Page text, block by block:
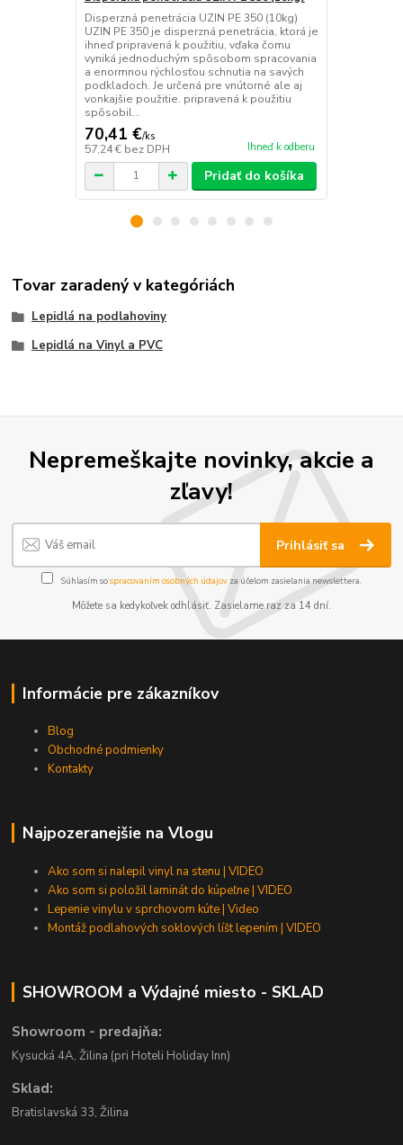
Disperzná penetrácia UZIN PE 350 (10kg)
UZIN PE 350 je disperzná penetrácia, ktorá je
ihneď pripravená k použitiu, vďaka čomu
vyniká jednoduchým spôsobom spracovania
a enormnou rýchlosťou schnutia na savých
podkladoch. Je určená pre vnútorné ale aj
vonkajšie použitie. pripravená k použitiu
spôsobil...
70,41 €/ks
57,24 € bez DPH Ihneď k odberu
Pridať do košíka
Tovar zaradený v kategóriách
Lepidlá na podlahoviny
Lepidlá na Vinyl a PVC
Nepremeškajte novinky, akcie a
zľavy!
Prihlásiť sa
Súhlasím sospracovaním osobných údajov za účelom zasielania newslettera.
Môžete sa kedykoľvek odhlásiť. Zasielame raz za 14 dní.
Informácie pre zákazníkov
Blog
Obchodné podmienky
Kontakty
Najpozeranejšie na Vlogu
Ako som si nalepil vinyl na stenu | VIDEO
Ako som si položil laminát do kúpeľne | VIDEO
Lepenie vinylu v sprchovom kúte | Video
Montáž podlahových soklových líšt lepením | VIDEO
SHOWROOM a Výdajné miesto - SKLAD
Showroom - predajňa:
Kysucká 4A, Žilina (pri Hoteli Holiday Inn)
Sklad:
Bratislavská 33, Žilina